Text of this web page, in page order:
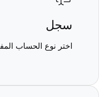
سجل
اختر نوع الحساب